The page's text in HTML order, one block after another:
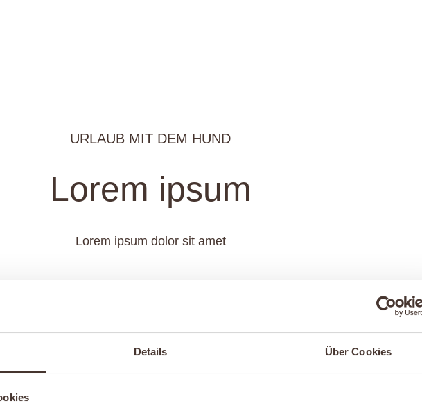
Details Über Cookies
URLAUB MIT DEM HUND
Lorem ipsum
Lorem ipsum dolor sit amet